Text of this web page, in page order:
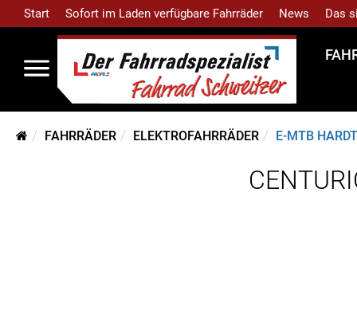
Start Sofort im Laden verfügbare Fahrräder News Das
FAHRRÄDER ELEKTROFAHRRÄDER E-MTB